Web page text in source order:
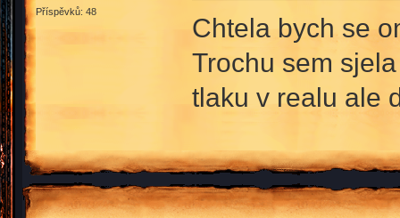
Příspěvků: 48
Chtela bych se
Trochu sem
tlaku v realu ale